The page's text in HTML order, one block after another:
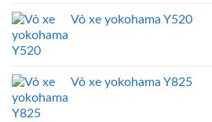
Vỏ xe yokohama Y520
Vỏ xe yokohama Y825